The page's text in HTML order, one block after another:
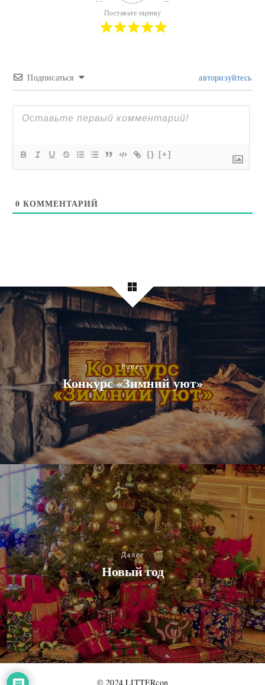
Поставьте оценку
Подписаться авторизуйтесь
{} [+]
0 КОММЕНТАРИЙ
Ранее
Конкурс «Зимний уют»
Далее
Новый год
© 2024 LITTERcon